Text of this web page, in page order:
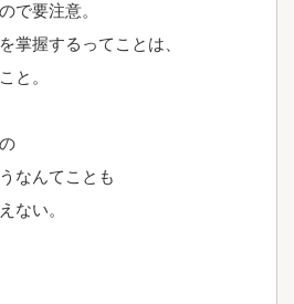
で要注意。
掌握するってことは、
と。
なんてことも
ない。